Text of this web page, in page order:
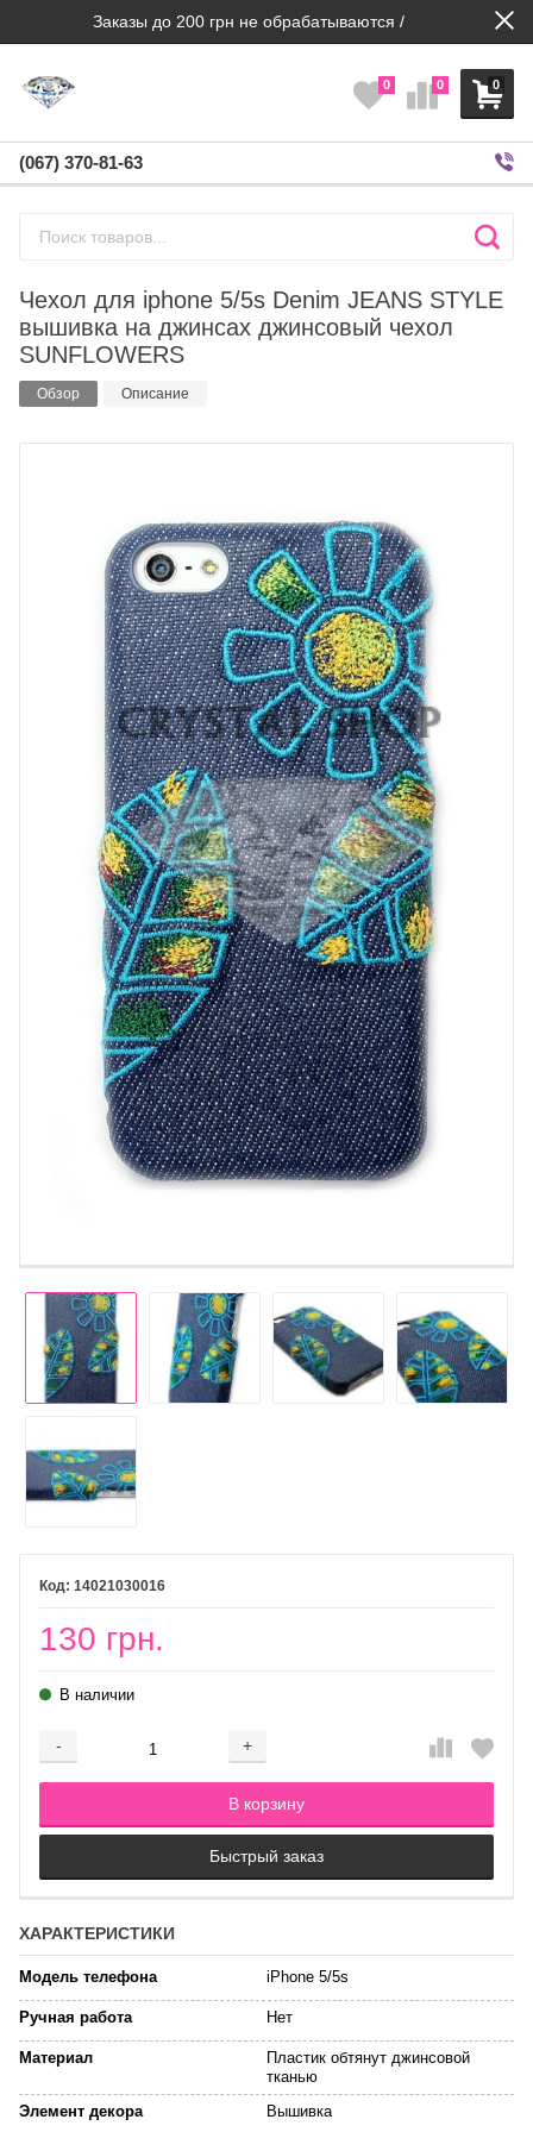
Заказы до 200 грн не обрабатываются /
0
0 0
(067) 370-81-63
Чехол для iphone 5/5s Denim JEANS STYLE
вышивка на джинсах джинсовый чехол
SUNFLOWERS
Обзор Описание
14021030016
130 грн.
В наличии
- +
Добавляется...
В корзину
Добавлен
Быстрый заказ
ХАРАКТЕРИСТИКИ
Модель телефона iPhone 5/5s
Ручная работа Нет
Материал
Пластик обтянут джинсовой
тканью
Элемент декора
Вышивка